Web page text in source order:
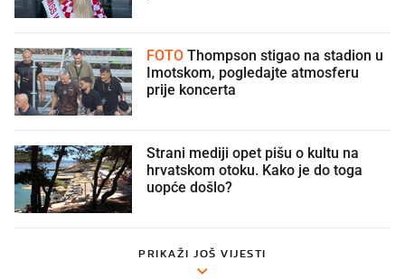
FOTO
Imotskom, pogledajte atmosferu
prije koncerta
Strani mediji opet pišu o kultu na
hrvatskom otoku. Kako je do toga
uopće došlo?
PRIKAŽI JOŠ VIJESTI